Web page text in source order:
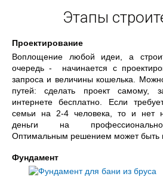
Этапы
Проектирование
Воплощение любой идеи, а
очередь - начинается с
запроса и величины кошелька.
путей: сделать проект самому,
интернете бесплатно. Если
семьи на 2-4 человека, то и нет
деньги на
Оптимальным решением может быть
Фундамент